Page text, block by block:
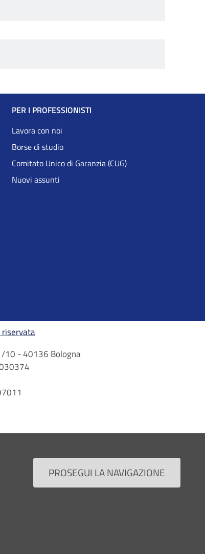
PER I PROFESSIONISTI
Lavora con noi
Borse di studio
Comitato Unico di Garanzia (CUG)
Nuovi assunti
riservata
10 - 40136 Bologna
PROSEGUI LA NAVIGAZIONE